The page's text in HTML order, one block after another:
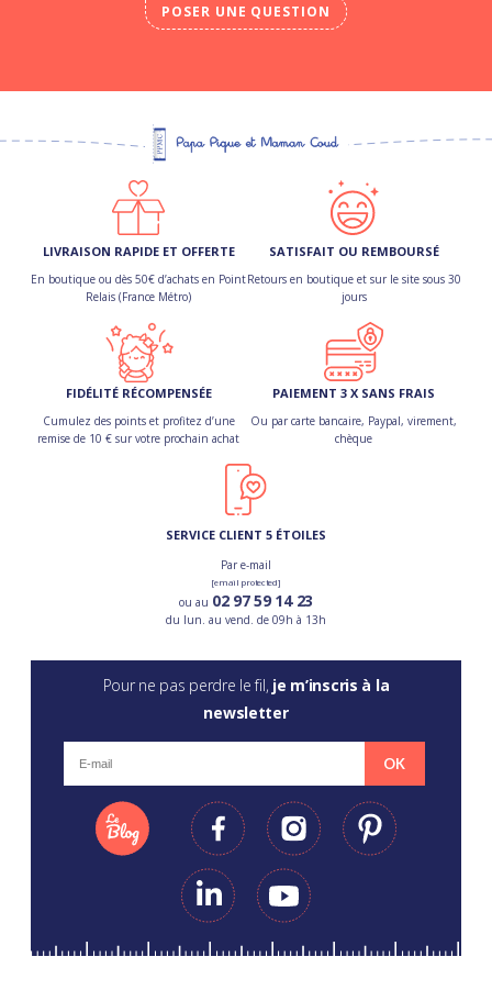
POSER UNE QUESTION
LIVRAISON RAPIDE ET OFFERTE
En boutique ou dès 50€ d’achats en Point
Relais (France Métro)
SATISFAIT OU REMBOURSÉ
Retours en boutique et sur le site sous 30
jours
FIDÉLITÉ RÉCOMPENSÉE
Cumulez des points et profitez d’une
remise de 10 € sur votre prochain achat
PAIEMENT 3 X SANS FRAIS
Ou par carte bancaire, Paypal, virement,
chèque
SERVICE CLIENT 5 ÉTOILES
Par e-mail
[email protected]
ou au 02 97 59 14 23
du lun. au vend. de 09h à 13h
Pour ne pas perdre le fil, je m’inscris à la
newsletter
OK